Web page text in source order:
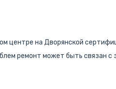
центре на Дворянской
ремонт может быть связан с